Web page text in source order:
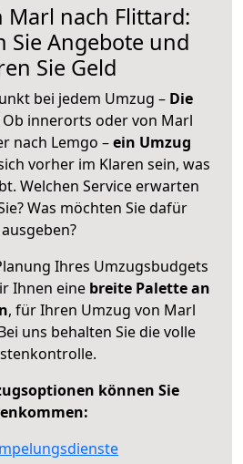
Marl nach Flittard:
Sie Angebote und
Sie Geld
bei jedem Umzug – Die
Ob innerorts oder von Marl
nach Lemgo –ein Umzug
vorher im Klaren sein, was
Welchen Service erwarten
Was möchten Sie dafür
ausgeben?
Ihres Umzugsbudgets
Ihnen eine breite Palette an
, für Ihren Umzug von Marl
uns behalten Sie die volle
können Sie